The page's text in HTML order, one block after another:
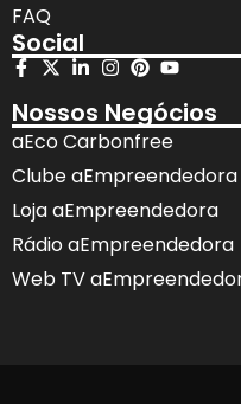
FAQ
Social
Nossos Negócios
aEco Carbonfree
Clube
Loja aEmpreendedora
Rádio aEmpreendedora
Web TV